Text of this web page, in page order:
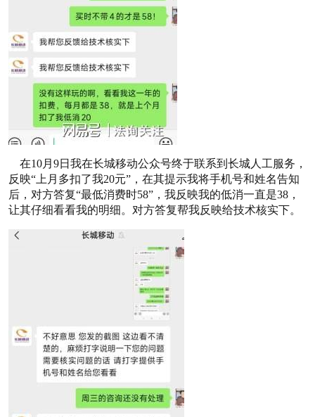
在10月9日我在长城移动公众号终于联系到长城人工服务，
反映“上月多扣了我20元”，在其提示我将手机号和姓名告知
后，对方答复“最低消费时58”，我反映我的低消一直是38，
让其仔细看看我的明细。对方答复帮我反映给技术核实下。